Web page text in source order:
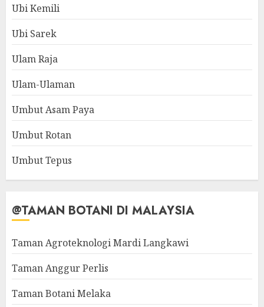
Ubi Kemili
Ubi Sarek
Ulam Raja
Ulam-Ulaman
Umbut Asam Paya
Umbut Rotan
Umbut Tepus
@TAMAN BOTANI DI MALAYSIA
Taman Agroteknologi Mardi Langkawi
Taman Anggur Perlis
Taman Botani Melaka